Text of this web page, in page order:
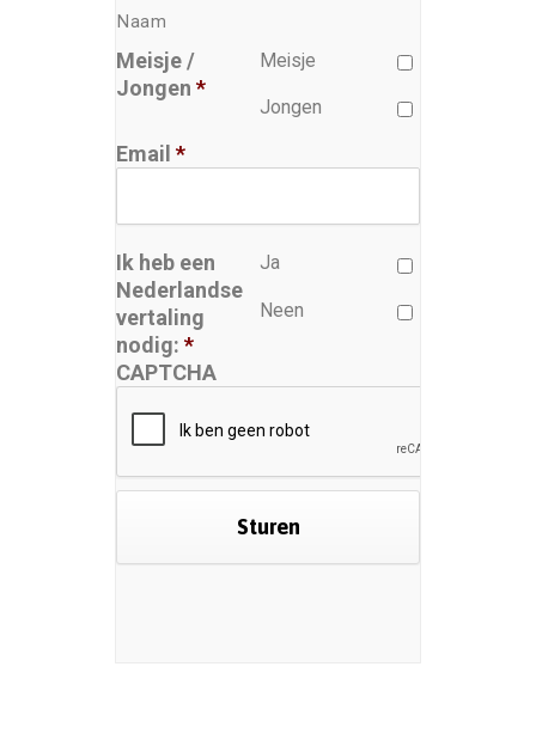
Naam
Meisje /
Jongen *
Meisje
Jongen
Email *
Ik heb een
Nederlandse
vertaling
nodig: *
Ja
Neen
CAPTCHA